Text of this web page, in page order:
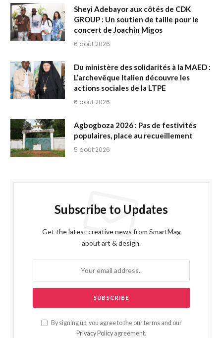
Sheyi Adebayor aux côtés de CDK
GROUP : Un soutien de taille pour le
concert de Joachin Migos
6 août 2026
Du ministère des solidarités à la MAED :
L’archevêque Italien découvre les
actions sociales de la LTPE
6 août 2026
Agbogboza 2026 : Pas de festivités
populaires, place au recueillement
5 août 2026
Subscribe to Updates
Get the latest creative news from SmartMag
about art & design.
By signing up, you agree to the our terms and our
Privacy Policy agreement.